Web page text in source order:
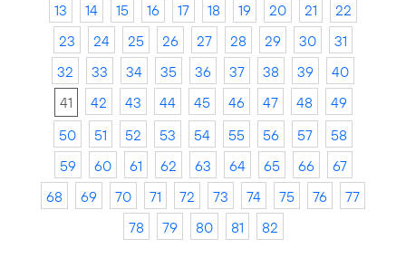
13
14 15 16 17 18 19 20 21
22
23
24 25 26 27 28 29 30
31
32
33 34 35 36 37 38 39
40
41
42 43 44 45 46 47 48
49
50
51 52 53 54 55 56 57
58
59
60 61 62 63 64 65 66
67
68
69 70 71 72 73 74 75 76
77
78
79 80 81 82